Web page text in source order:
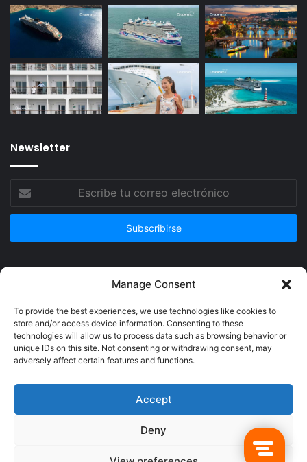
Manage Consent
To provide the best experiences, we use technologies like cookies to
store and/or access device information. Consenting to these
technologies will allow us to process data such as browsing behavior or
unique IDs on this site. Not consenting or withdrawing consent, may
adversely affect certain features and functions.
Accept
Deny
Newsletter
correo
© Copyright 2026, Todos los derechos reservados @Crucerum |